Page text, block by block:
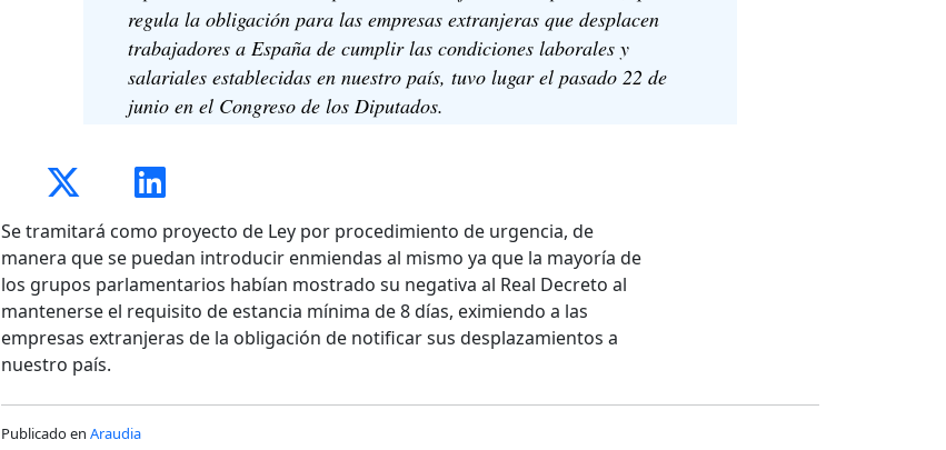
regula la obligación para las empresas extranjeras que desplacen
trabajadores a España de cumplir las condiciones laborales y
salariales establecidas en nuestro país, tuvo lugar el pasado 22 de
junio en el Congreso de los Diputados.
Se tramitará como proyecto de Ley por procedimiento de urgencia, de
manera que se puedan introducir enmiendas al mismo ya que la mayoría de
los grupos parlamentarios habían mostrado su negativa al Real Decreto al
mantenerse el requisito de estancia mínima de 8 días, eximiendo a las
empresas extranjeras de la obligación de notificar sus desplazamientos a
nuestro país.
Publicado en Araudia